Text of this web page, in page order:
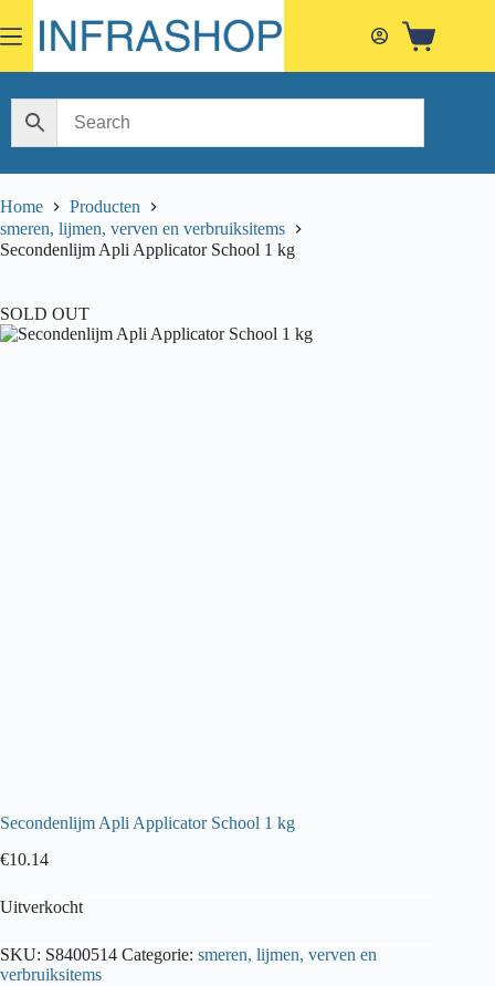
to
content
Shopping
Home
Producten
smeren, lijmen, verven en verbruiksitems
Secondenlijm Apli Applicator School 1 kg
SOLD OUT
Secondenlijm Apli Applicator School 1 kg
€10.14
Uitverkocht
SKU: S8400514 Categorie: smeren, lijmen, verven en
verbruiksitems